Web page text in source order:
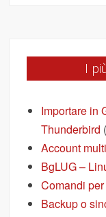
I
Importare in
Thunderbird
Account
BgLUG –
Comandi
Backup o